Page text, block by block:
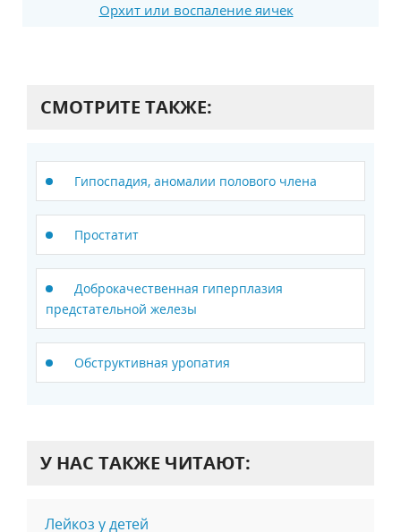
Орхит или воспаление яичек
СМОТРИТЕ ТАКЖЕ:
Гипоспадия, аномалии полового члена
Простатит
Доброкачественная гиперплазия
предстательной железы
Обструктивная уропатия
У НАС ТАКЖЕ ЧИТАЮТ:
Лейкоз у детей